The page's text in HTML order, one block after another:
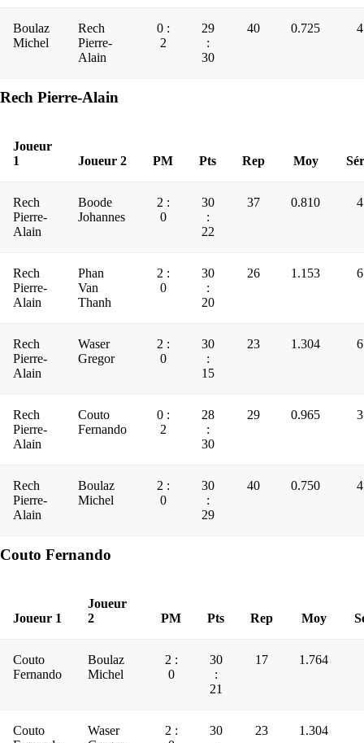
Boulaz
Michel
Rech
Pierre-
Alain
0 :
2
29
:
30
40 0.725 4
Rech Pierre-Alain
Joueur
1
Joueur 2 PM Pts Rep Moy
Rech
Pierre-
Alain
Boode
Johannes
2 :
0
30
:
22
37 0.810 4
Rech
Pierre-
Alain
Phan
Van
Thanh
2 :
0
30
:
20
26 1.153 6
Rech
Pierre-
Alain
Waser
Gregor
2 :
0
30
:
15
23 1.304 6
Rech
Pierre-
Alain
Couto
Fernando
0 :
2
28
:
30
29 0.965 3
Rech
Pierre-
Alain
Boulaz
Michel
2 :
0
30
:
29
40 0.750 4
Couto Fernando
Joueur 1
Joueur
2
PM Pts Rep Moy
Couto
Fernando
Boulaz
Michel
2 :
0
30
:
21
17 1.764
Couto
Waser
2 :
30
23 1.304